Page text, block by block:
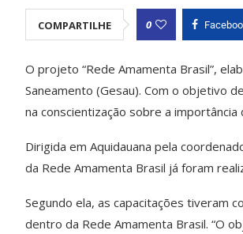
COMPARTILHE 0
O projeto “Rede Amamenta Brasil”,
Saneamento (Gesau). Com o objetivo
na conscientização sobre a
Dirigida em Aquidauana pela
da Rede Amamenta Brasil já foram
Segundo ela, as capacitações tiveram
dentro da Rede Amamenta Brasil. “O